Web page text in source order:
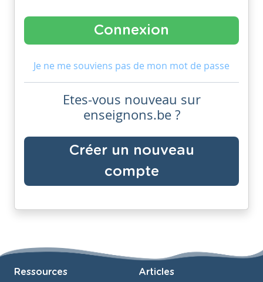
Je ne me souviens pas de mon mot de passe
Etes-vous nouveau sur
enseignons.be ?
Créer un nouveau
compte
Ressources Articles